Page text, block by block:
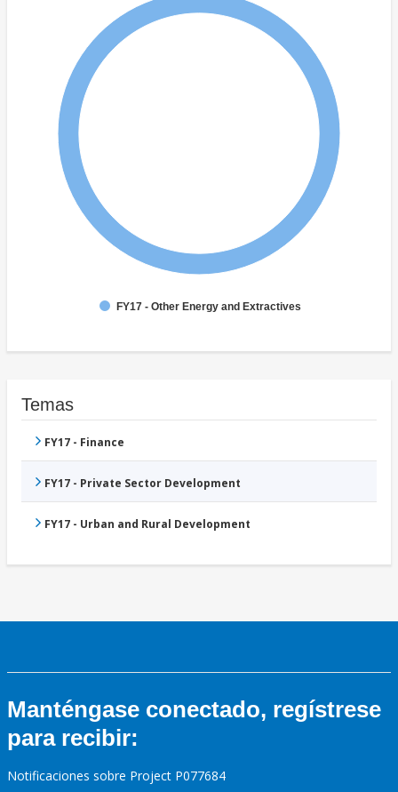
FY17 - Other Energy and Extractives
Temas
FY17 - Finance
FY17 - Private Sector Development
FY17 - Urban and Rural Development
Manténgase conectado, regístrese
para recibir:
Notificaciones sobre Project P077684